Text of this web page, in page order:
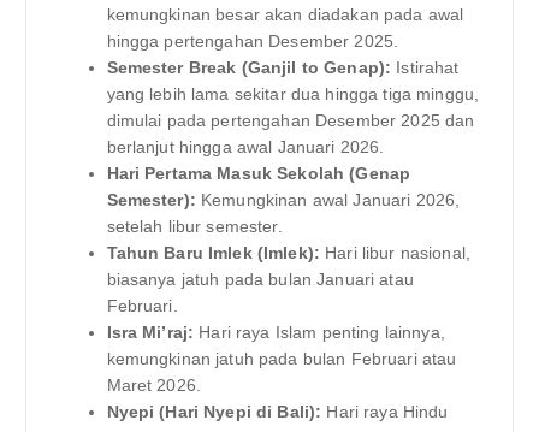
kemungkinan besar akan diadakan pada awal
hingga pertengahan Desember 2025.
Semester Break (Ganjil to Genap): Istirahat
yang lebih lama sekitar dua hingga tiga minggu,
dimulai pada pertengahan Desember 2025 dan
berlanjut hingga awal Januari 2026.
Hari Pertama Masuk Sekolah (Genap
Semester): Kemungkinan awal Januari 2026,
setelah libur semester.
Tahun Baru Imlek (Imlek): Hari libur nasional,
biasanya jatuh pada bulan Januari atau
Februari.
Isra Mi’raj: Hari raya Islam penting lainnya,
kemungkinan jatuh pada bulan Februari atau
Maret 2026.
Nyepi (Hari Nyepi di Bali): Hari raya Hindu